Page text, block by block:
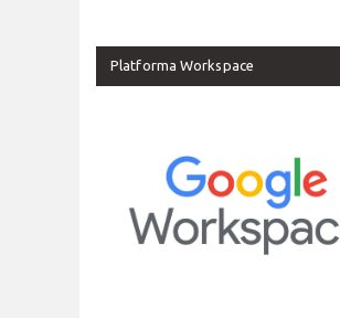
Platforma Workspace